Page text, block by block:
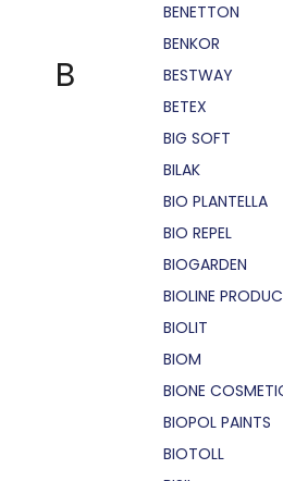
B
BENETTON
BENKOR
BESTWAY
BETEX
BIG SOFT
BILAK
BIO PLANTELLA
BIO REPEL
BIOGARDEN
BIOLINE
BIOLIT
BIOM
BIONE
BIOPOL PAINTS
BIOTOLL